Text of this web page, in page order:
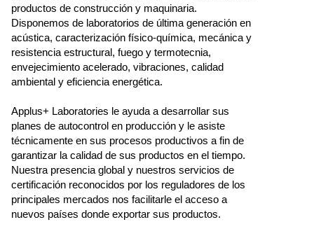
productos de construcción y maquinaria.
Disponemos de laboratorios de última generación en
acústica, caracterización físico-química, mecánica y
resistencia estructural, fuego y termotecnia,
envejecimiento acelerado, vibraciones, calidad
ambiental y eficiencia energética.
Applus+ Laboratories le ayuda a desarrollar sus
planes de autocontrol en producción y le asiste
técnicamente en sus procesos productivos a fin de
garantizar la calidad de sus productos en el tiempo.
Nuestra presencia global y nuestros servicios de
certificación reconocidos por los reguladores de los
principales mercados nos facilitarle el acceso a
nuevos países donde exportar sus productos.